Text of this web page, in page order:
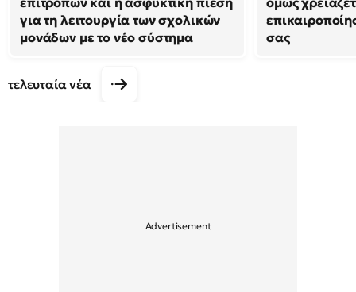
για τη λειτουργία των σχολικών
μονάδων με το νέο σύστημα
σας
τελευταία νέα